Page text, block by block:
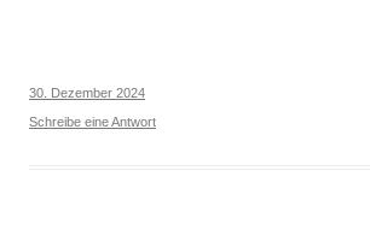
30. Dezember 2024
Schreibe eine Antwort